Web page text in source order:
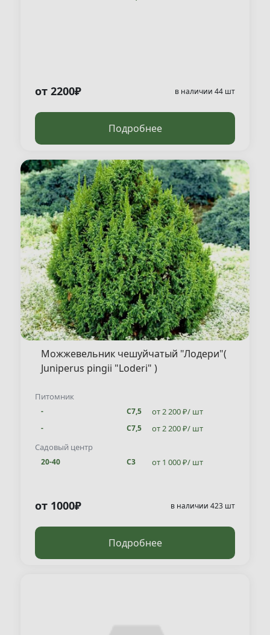
от 2200₽ в наличии 44 шт
Подробнее
Можжевельник чешуйчатый "Лодери"(
Juniperus pingii "Loderi" )
Питомник
- С7,5 от 2 200 ₽/ шт
- С7,5 от 2 200 ₽/ шт
20-40
Садовый центр
20-40 С3 от 1 000 ₽/ шт
от 1000₽ в наличии 423 шт
Подробнее